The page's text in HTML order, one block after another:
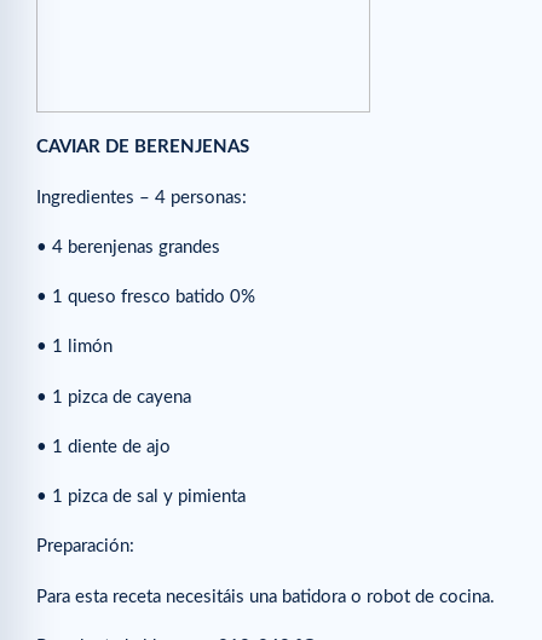
CAVIAR DE BERENJENAS
Ingredientes – 4 personas:
• 4 berenjenas grandes
• 1 queso fresco batido 0%
• 1 limón
• 1 pizca de cayena
• 1 diente de ajo
• 1 pizca de sal y pimienta
Preparación:
Para esta receta necesitáis una batidora o robot de cocina.